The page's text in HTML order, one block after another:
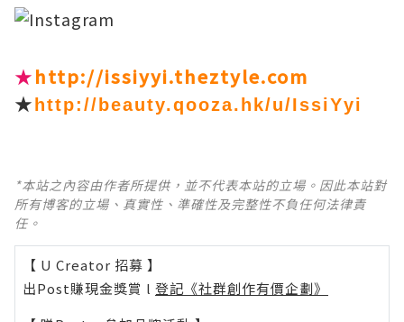
★http://issiyyi.theztyle.com
★ http://beauty.qooza.hk/u/IssiYyi
*本站之內容由作者所提供，並不代表本站的立場。因此本站對
所有博客的立場、真實性、準確性及完整性不負任何法律責
任。
【 U Creator 招募 】
出Post賺現金獎賞 l 登記《社群創作有價企劃》